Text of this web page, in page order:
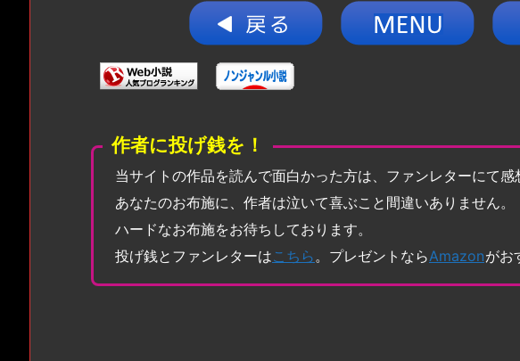
作者に投げ銭を！
当サイトの作品を読んで面白かった方は、ファンレターにて感
あなたのお布施に、作者は泣いて喜ぶこと間違いありません。
ハードなお布施をお待ちしております。
投げ銭とファンレターはこちら。プレゼントならAmazonがお